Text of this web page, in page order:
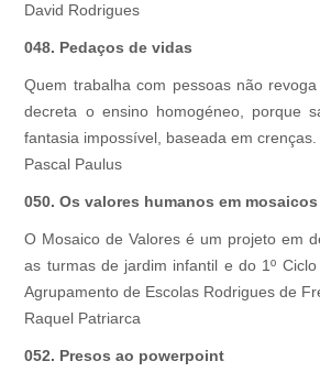
David Rodrigues
048. Pedaços de vidas
Quem trabalha com pessoas não
decreta o ensino homogéneo, porque
fantasia impossível, baseada em crenças.
Pascal Paulus
050. Os valores humanos em
O Mosaico de Valores é um projeto em
as turmas de jardim infantil e do 1º
Agrupamento de Escolas Rodrigues de
Raquel Patriarca
052. Presos ao powerpoint